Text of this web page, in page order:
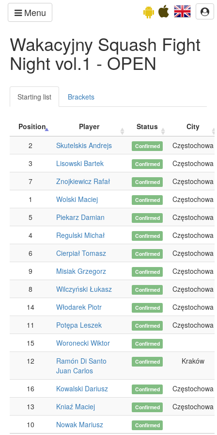
Menu
Wakacyjny Squash Fight
Night vol.1 - OPEN
Starting list Brackets
Position Player Status
City
2
Skutelskis Andrejs Confirmed
Częstochowa
3
Lisowski Bartek Confirmed
Częstochowa
7
Znojkiewicz Rafał Confirmed
Częstochowa
1
Wolski Maciej Confirmed
Częstochowa
5
Piekarz Damian Confirmed
Częstochowa
4
Regulski Michał Confirmed
Częstochowa
6
Cierpiał Tomasz Confirmed
Częstochowa
9
Misiak Grzegorz Confirmed
Częstochowa
8
Wilczyński Łukasz Confirmed
Częstochowa
14
Włodarek Piotr Confirmed
Częstochowa
11
Potępa Leszek Confirmed
Częstochowa
15
Woronecki Wiktor Confirmed
12
Ramón Di Santo
Juan Carlos
Confirmed Kraków
16 Kowalski Dariusz Confirmed
Częstochowa
13
Kniaź Maciej Confirmed
Częstochowa
10
Nowak Mariusz Confirmed